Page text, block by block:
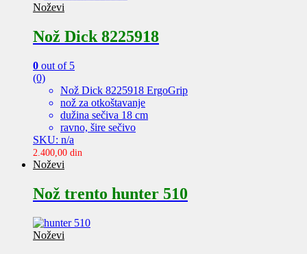
Noževi
Nož Dick 8225918
0 out of 5
(0)
Nož Dick 8225918 ErgoGrip
nož za otkoštavanje
dužina sečiva 18 cm
ravno, šire sečivo
SKU: n/a
2.400,00 din
Noževi
Nož trento hunter 510
Noževi